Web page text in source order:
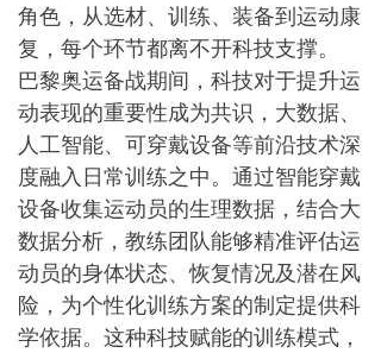
角色，从选材、训练、装备到运动康
复，每个环节都离不开科技支撑。
巴黎奥运备战期间，科技对于提升运
动表现的重要性成为共识，大数据、
人工智能、可穿戴设备等前沿技术深
度融入日常训练之中。通过智能穿戴
设备收集运动员的生理数据，结合大
数据分析，教练团队能够精准评估运
动员的身体状态、恢复情况及潜在风
险，为个性化训练方案的制定提供科
学依据。这种科技赋能的训练模式，